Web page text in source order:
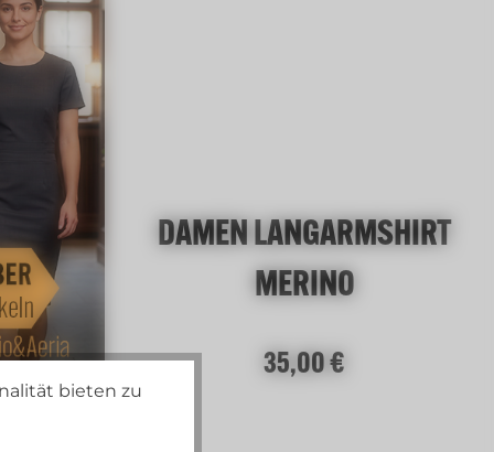
DAMEN LANGARMSHIRT
MERINO
Regulärer Preis:
35,00 €
bieten zu